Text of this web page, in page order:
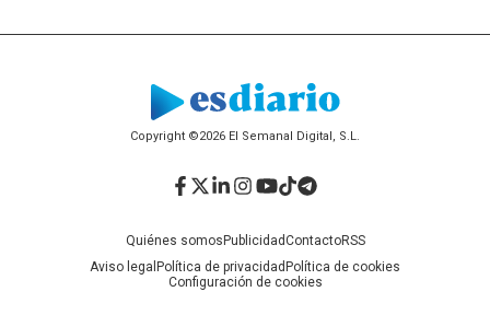
Copyright ©2026 El Semanal Digital, S.L.
Quiénes somosPublicidadContactoRSS
Aviso legal Política de privacidadPolítica de cookies
Configuración de cookies
Facebook
Twitter
LinkedIn
Instagram
YouTube
TikTok
Telegram